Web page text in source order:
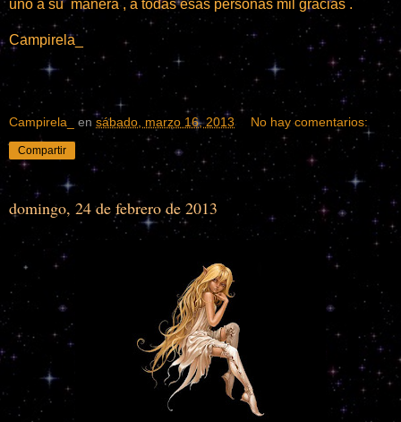
uno a su manera , a todas esas personas mil gracias .
Campirela_
Campirela_ en sábado, marzo 16, 2013 No hay comentarios:
Compartir
domingo, 24 de febrero de 2013